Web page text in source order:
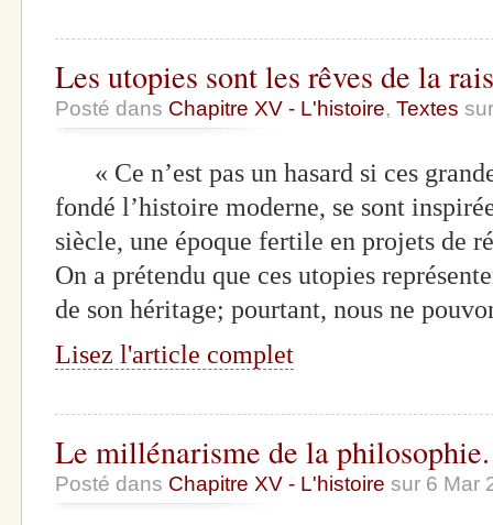
Les utopies sont les rêves de la
Posté dans Chapitre XV - L'histoire, Textes
« Ce n’est pas un hasard si ces
fondé l’histoire moderne, se sont
siècle, une époque fertile en projets de
On a prétendu que ces utopies
de son héritage; pourtant, nous ne
Lisez l'article complet
Le millénarisme de la
Posté dans Chapitre XV - L'histoire sur 6 Mar